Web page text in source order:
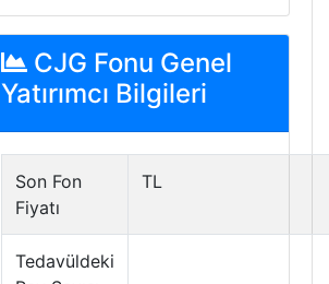
CJG Fonu Genel
Yatırımcı Bilgileri
Son Fon
Fiyatı
TL
Tedavüldeki